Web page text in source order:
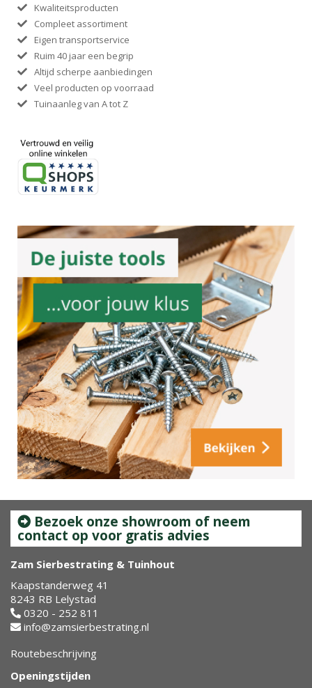
Kwaliteitsproducten
Compleet assortiment
Eigen transportservice
Ruim 40 jaar een begrip
Altijd scherpe aanbiedingen
Veel producten op voorraad
Tuinaanleg van A tot Z
Bezoek onze showroom of neem
contact op voor gratis advies
Zam Sierbestrating & Tuinhout
Kaapstanderweg 41
8243 RB Lelystad
0320 - 252 811
info@zamsierbestrating.nl
Routebeschrijving
Openingstijden